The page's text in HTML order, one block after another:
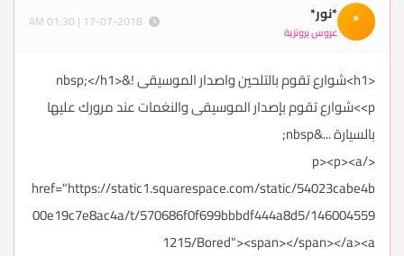
* *نور*
عروس برونزية
<h1>شوارع تقوم بالتلحين واصدار الموسيقى !&nbsp;</h1>
<p>شوارع تقوم بإصدار الموسيقى والنغمات عند مرورك عليها
بالسيارة ...&nbsp;
</p><p><a
href="https://static1.squarespace.com/static/54023cabe4b
00e19c7e8ac4a/t/570686f0f699bbbdf444a8d5/146004559
1215/Bored"><span></span></a><a